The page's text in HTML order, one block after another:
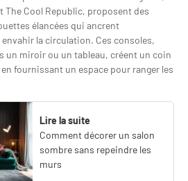
The Cool Republic, proposent des
élancées qui ancrent
la circulation. Ces consoles,
un miroir ou un tableau, créent un coin
fournissant un espace pour ranger les
Lire la suite
Comment décorer un salon
sombre sans repeindre les
murs